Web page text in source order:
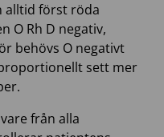
alltid först röda
O Rh D negativ,
behövs O negativt
sett mer
från alla